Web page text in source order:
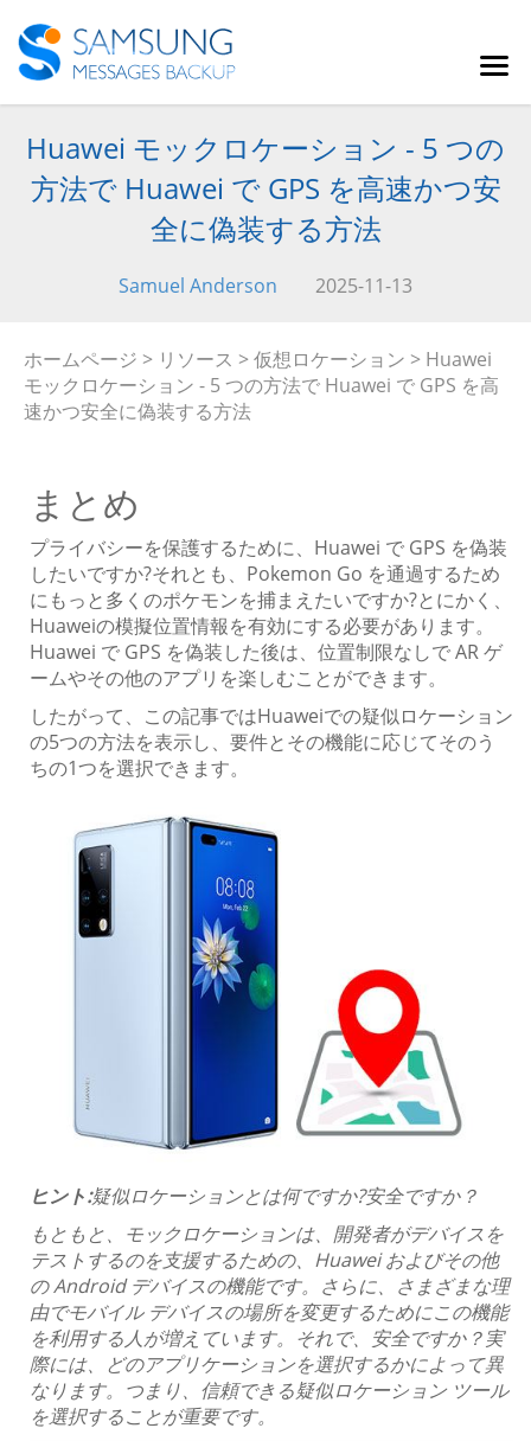
Huawei モックロケーション - 5 つの
方法で Huawei で GPS を高速かつ安
全に偽装する方法
Samuel Anderson 2025-11-13
ホームページ > リソース >仮想ロケーション > Huawei
モックロケーション - 5 つの方法で Huawei で GPS を高
速かつ安全に偽装する方法
まとめ
プライバシーを保護するために、Huawei で GPS を偽装
したいですか?それとも、Pokemon Go を通過するため
にもっと多くのポケモンを捕まえたいですか?とにかく、
Huaweiの模擬位置情報を有効にする必要があります。
Huawei で GPS を偽装した後は、位置制限なしで AR ゲ
ームやその他のアプリを楽しむことができます。
したがって、この記事ではHuaweiでの疑似ロケーション
の5つの方法を表示し、要件とその機能に応じてそのう
ちの1つを選択できます。
ヒント:疑似ロケーションとは何ですか?安全ですか？
もともと、モックロケーションは、開発者がデバイスを
テストするのを支援するための、Huawei およびその他
の Android デバイスの機能です。さらに、さまざまな理
由でモバイル デバイスの場所を変更するためにこの機能
を利用する人が増えています。それで、安全ですか？実
際には、どのアプリケーションを選択するかによって異
なります。つまり、信頼できる疑似ロケーション ツール
を選択することが重要です。